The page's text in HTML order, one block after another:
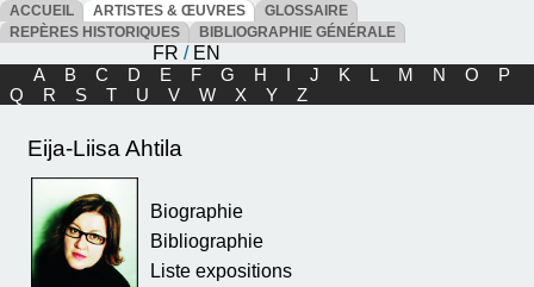
ACCUEIL ARTISTES & ŒUVRES
GLOSSAIRE
REPÈRES HISTORIQUES
BIBLIOGRAPHIE GÉNÉRALE
FR / EN
A
B C D E F G H I J K L M N O
P
Q
R S T U V W X Y Z